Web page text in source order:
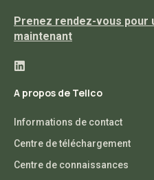
Prenez rendez-vous pour
maintenant
A propos de Tellco
Informations de contact
Centre de téléchargement
Centre de connaissances